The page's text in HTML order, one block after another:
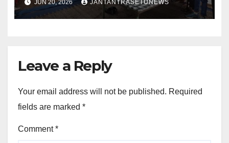
JUN 20, 2026 JANTANTRASETUNEWS
Leave a Reply
Your email address will not be published. Required
fields are marked *
Comment*